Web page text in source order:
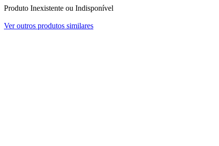
Produto Inexistente ou Indisponível
Ver outros produtos similares